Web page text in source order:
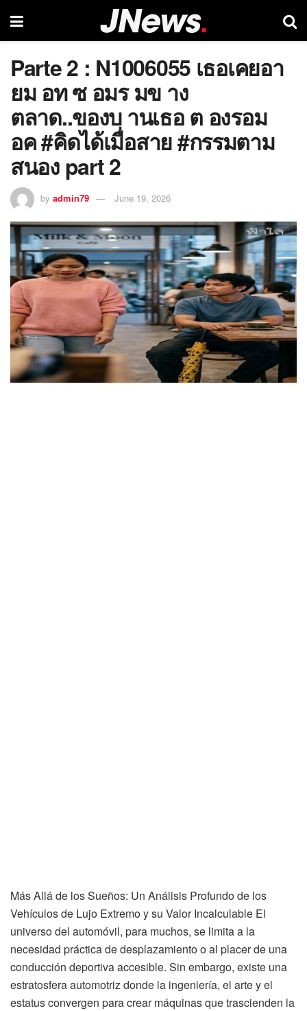
Parte 2 : N1006055 เธอเคยอา
ยม อท ซ อมร มข าง
ตลาด..ของบ านเธอ ต องรอม
อค #คิดได้เมื่อสาย #กรรมตาม
สนอง part 2
by admin79 June 19, 2026
Más Allá de los Sueños: Un Análisis Profundo de los
Vehículos de Lujo Extremo y su Valor Incalculable El
universo del automóvil, para muchos, se limita a la
necesidad práctica de desplazamiento o al placer de una
conducción deportiva accesible. Sin embargo, existe una
estratosfera automotriz donde la ingeniería, el arte y el
estatus convergen para crear máquinas que trascienden la